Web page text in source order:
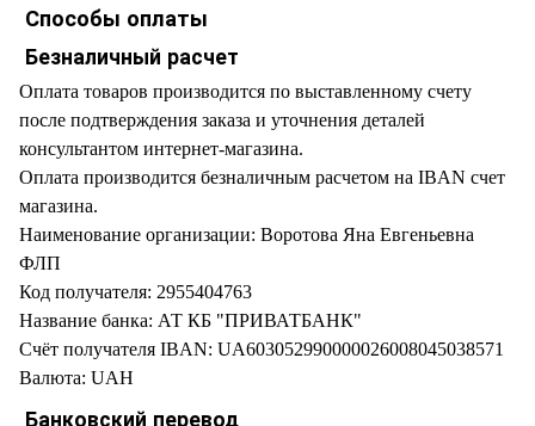
Способы оплаты
Безналичный расчет
Оплата товаров производится по выставленному счету
после подтверждения заказа и уточнения деталей
консультантом интернет-магазина.
Оплата производится безналичным расчетом на IBAN счет
магазина.
Наименование организации: Воротова Яна Евгеньевна
ФЛП
Код получателя: 2955404763
Название банка: АТ КБ "ПРИВАТБАНК"
Счёт получателя IBAN: UA603052990000026008045038571
Валюта: UAH
Банковский перевод